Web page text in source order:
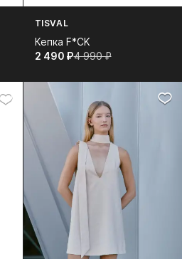
TISVAL
Кепка F*CK
2 490⁠ ⁠₽4 990⁠ ⁠₽